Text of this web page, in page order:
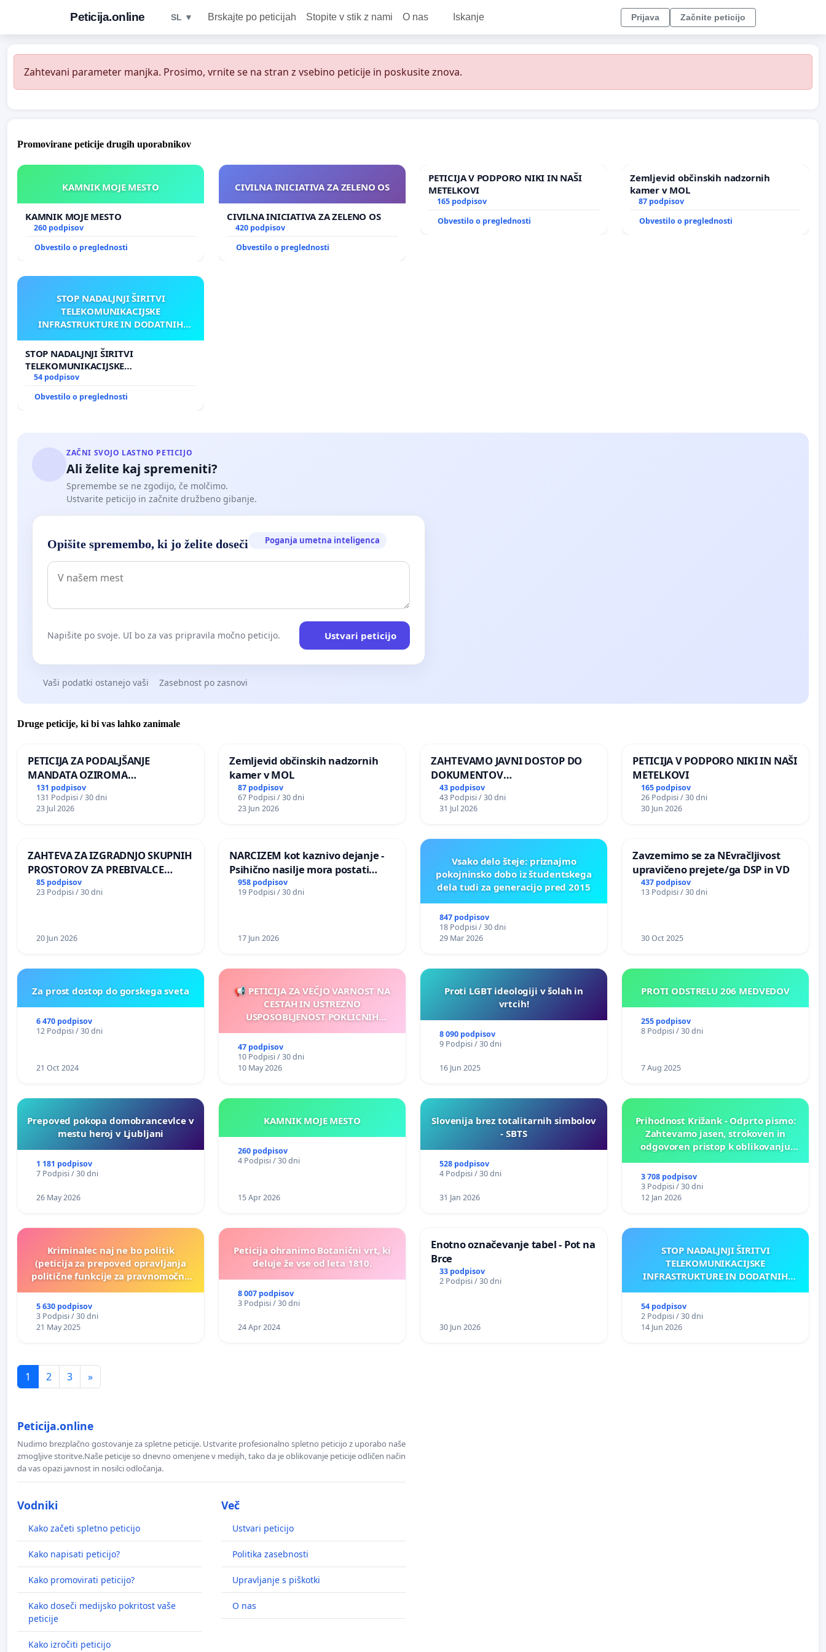
Peticija.online SL ▼ Brskajte po peticijah Stopite v stik z nami O nas Iskanje Prijava Začnite peticijo
Zahtevani parameter manjka. Prosimo, vrnite se na stran z vsebino peticije in poskusite znova.
Promovirane peticije drugih uporabnikov
KAMNIK MOJE MESTO
KAMNIK MOJE MESTO
260 podpisov
Obvestilo o preglednosti
CIVILNA INICIATIVA ZA ZELENO OS
CIVILNA INICIATIVA ZA ZELENO OS
420 podpisov
Obvestilo o preglednosti
PETICIJA V PODPORO NIKI IN NAŠI
METELKOVI
165 podpisov
Obvestilo o preglednosti
Zemljevid občinskih nadzornih
kamer v MOL
87 podpisov
Obvestilo o preglednosti
STOP NADALJNJI ŠIRITVI
TELEKOMUNIKACIJSKE
INFRASTRUKTURE IN DODATNIH
STOP NADALJNJI ŠIRITVI
TELEKOMUNIKACIJSKE
INFRASTRUKTURE IN DODATNIH
ANTEN V GRADIŠČAKU
54 podpisov
Obvestilo o preglednosti
ZAČNI SVOJO LASTNO PETICIJO
Ali želite kaj spremeniti?
Spremembe se ne zgodijo, če molčimo.
Ustvarite peticijo in začnite družbeno gibanje.
Opišite spremembo, ki jo želite doseči Poganja umetna inteligenca
Napišite po svoje. UI bo za vas pripravila močno peticijo. Ustvari peticijo
Vaši podatki ostanejo vaši Zasebnost po zasnovi
Druge peticije, ki bi vas lahko zanimale
PETICIJA ZA PODALJŠANJE
MANDATA OZIROMA
ČIMPREJŠNJO PONOVNO
NAPOTITEV GOSPODA BERNARDA
ŠRAJNERJA NA VELEPOSLANIŠTVO
131 podpisov
131 Podpisi / 30 dni
23 Jul 2026
Zemljevid občinskih nadzornih
kamer v MOL
87 podpisov
67 Podpisi / 30 dni
23 Jun 2026
ZAHTEVAMO JAVNI DOSTOP DO
DOKUMENTOV
PARLAMENTARNIH
PREISKOVALNIH KOMISIJ O
ILEGALNI TRGOVINI Z OROŽJEM
43 podpisov
43 Podpisi / 30 dni
31 Jul 2026
PETICIJA V PODPORO NIKI IN NAŠI
METELKOVI
165 podpisov
26 Podpisi / 30 dni
30 Jun 2026
ZAHTEVA ZA IZGRADNJO SKUPNIH
PROSTOROV ZA PREBIVALCE
KRAJEVNE SKUPNOSTI
PRESTRANEK
85 podpisov
23 Podpisi / 30 dni
20 Jun 2026
NARCIZEM kot kaznivo dejanje -
Psihično nasilje mora postati
enako prepoznano kot fizično
nasilje
958 podpisov
19 Podpisi / 30 dni
17 Jun 2026
Vsako delo šteje: priznajmo
pokojninsko dobo iz študentskega
dela tudi za generacijo pred 2015
847 podpisov
18 Podpisi / 30 dni
29 Mar 2026
Zavzemimo se za NEvračljivost
upravičeno prejete/ga DSP in VD
437 podpisov
13 Podpisi / 30 dni
30 Oct 2025
Za prost dostop do gorskega sveta
6 470 podpisov
12 Podpisi / 30 dni
21 Oct 2024
📢 PETICIJA ZA VEČJO VARNOST NA
CESTAH IN USTREZNO
USPOSOBLJENOST POKLICNIH
47 podpisov
10 Podpisi / 30 dni
10 May 2026
Proti LGBT ideologiji v šolah in
vrtcih!
8 090 podpisov
9 Podpisi / 30 dni
16 Jun 2025
PROTI ODSTRELU 206 MEDVEDOV
255 podpisov
8 Podpisi / 30 dni
7 Aug 2025
Prepoved pokopa domobrancevlce v
mestu heroj v Ljubljani
1 181 podpisov
7 Podpisi / 30 dni
26 May 2026
KAMNIK MOJE MESTO
260 podpisov
4 Podpisi / 30 dni
15 Apr 2026
Slovenija brez totalitarnih simbolov
- SBTS
528 podpisov
4 Podpisi / 30 dni
31 Jan 2026
Prihodnost Križank - Odprto pismo:
Zahtevamo jasen, strokoven in
odgovoren pristop k oblikovanju
3 708 podpisov
3 Podpisi / 30 dni
12 Jan 2026
Kriminalec naj ne bo politik
(peticija za prepoved opravljanja
politične funkcije za pravnomočno
5 630 podpisov
3 Podpisi / 30 dni
21 May 2025
Peticija ohranimo Botanični vrt, ki
deluje že vse od leta 1810.
8 007 podpisov
3 Podpisi / 30 dni
24 Apr 2024
Enotno označevanje tabel - Pot na
Brce
33 podpisov
2 Podpisi / 30 dni
30 Jun 2026
STOP NADALJNJI ŠIRITVI
TELEKOMUNIKACIJSKE
INFRASTRUKTURE IN DODATNIH
54 podpisov
2 Podpisi / 30 dni
14 Jun 2026
1 2 3 »
Peticija.online
Nudimo brezplačno gostovanje za spletne peticije. Ustvarite profesionalno spletno peticijo z uporabo naše
zmogljive storitve.Naše peticije so dnevno omenjene v medijih, tako da je oblikovanje peticije odličen način
da vas opazi javnost in nosilci odločanja.
Vodniki
Kako začeti spletno peticijo
Kako napisati peticijo?
Kako promovirati peticijo?
Kako doseči medijsko pokritost vaše
peticije
Kako izročiti peticijo
Več
Ustvari peticijo
Politika zasebnosti
Upravljanje s piškotki
O nas